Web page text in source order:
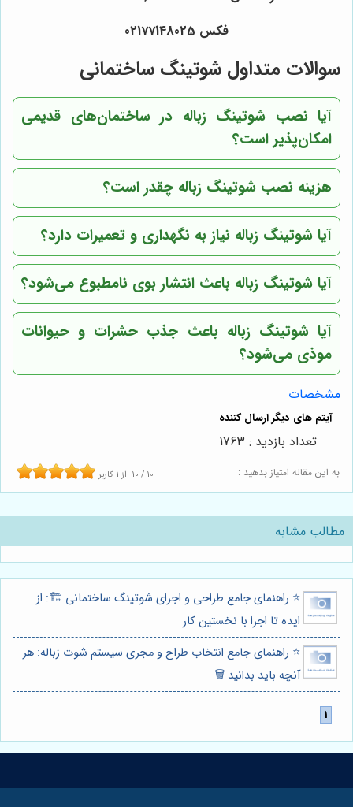
فکس 02177148025
سوالات متداول شوتینگ ساختمانی
آیا نصب شوتینگ زباله در ساختمان‌های قدیمی
امکان‌پذیر است؟
هزینه نصب شوتینگ زباله چقدر است؟
آیا شوتینگ زباله نیاز به نگهداری و تعمیرات دارد؟
آیا شوتینگ زباله باعث انتشار بوی نامطبوع می‌شود؟
آیا شوتینگ زباله باعث جذب حشرات و حیوانات
موذی می‌شود؟
مشخصات
به این مقاله امتیاز بدهید : 10 / 10 از 1 کاربر
تعداد بازدید : 1763
مطالب مشابه
⭐️ راهنمای جامع طراحی و اجرای شوتینگ ساختمانی 🏗️: از
ایده تا اجرا با نخستین کار
⭐️ راهنمای جامع انتخاب طراح و مجری سیستم شوت زباله: هر
آنچه باید بدانید 🗑️